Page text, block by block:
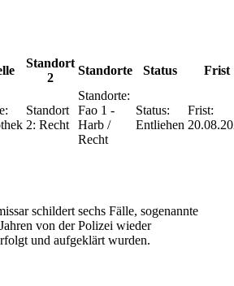
Standort
2
Standorte Status Frist
Standort
2: Recht
Standorte:
Fao 1 -
Harb /
Recht
Status:
Entliehen
Frist:
schildert sechs Fälle, sogenannte
von der Polizei wieder
und aufgeklärt wurden.